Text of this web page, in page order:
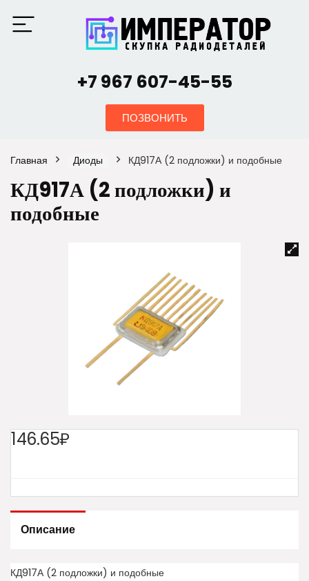
+7 967 607-45-55
ПОЗВОНИТЬ
Главная Диоды КД917А (2 подложки) и подобные
КД917А (2 подложки) и
подобные
146.65₽
Описание
КД917А (2 подложки) и подобные